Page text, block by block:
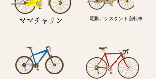
ママチャリン 電動アシスタント自転車